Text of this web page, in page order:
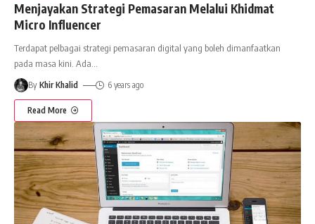
Menjayakan Strategi Pemasaran Melalui Khidmat
Micro Influencer
Terdapat pelbagai strategi pemasaran digital yang boleh dimanfaatkan
pada masa kini. Ada
By Khir Khalid 6 years ago
Read More